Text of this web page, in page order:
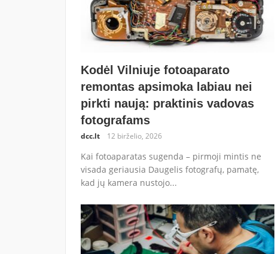
Kodėl Vilniuje fotoaparato
remontas apsimoka labiau nei
pirkti naują: praktinis vadovas
fotografams
dcc.lt 12 birželio, 2026
Kai fotoaparatas sugenda – pirmoji mintis ne
visada geriausia Daugelis fotografų, pamatę,
kad jų kamera nustojo...